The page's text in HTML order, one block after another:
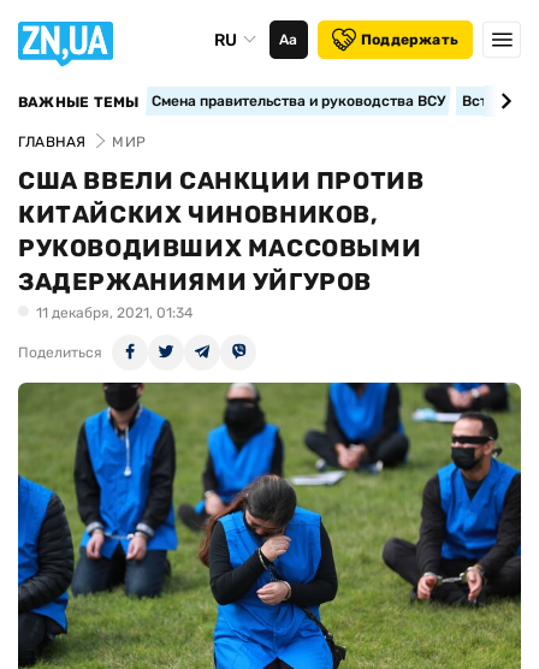
RU Аа Поддержать
ВАЖНЫЕ ТЕМЫ Смена правительства и руководства ВСУ
ГЛАВНАЯ МИР
США ВВЕЛИ САНКЦИИ ПРОТИВ
КИТАЙСКИХ ЧИНОВНИКОВ,
РУКОВОДИВШИХ МАССОВЫМИ
ЗАДЕРЖАНИЯМИ УЙГУРОВ
11 декабря, 2021, 01:34
Поделиться